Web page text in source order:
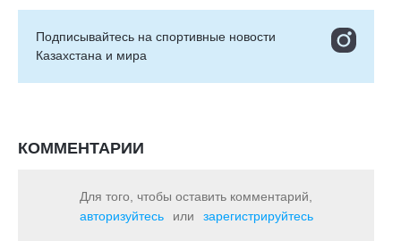
Подписывайтесь на cпортивные новости
Казахстана и мира
КОММЕНТАРИИ
Для того, чтобы оставить комментарий,
авторизуйтесь
или зарегистрируйтесь